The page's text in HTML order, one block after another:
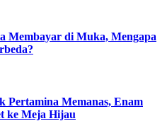
Membayar di Muka, Mengapa
Pertamina Memanas, Enam
ke Meja Hijau